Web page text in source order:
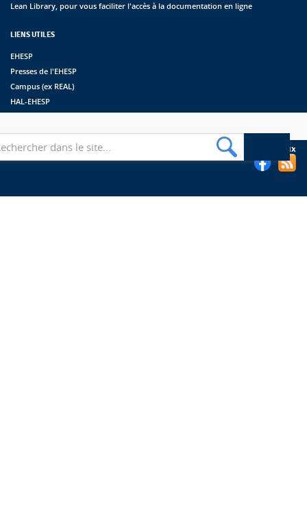
Lean Library, pour vous faciliter l'accès à la documentation en ligne
LIENS UTILES
EHESP
Presses de l'EHESP
Campus (ex REAL)
HAL-EHESP
Suivez les bibliothèques de l'EHESP sur les réseaux sociaux